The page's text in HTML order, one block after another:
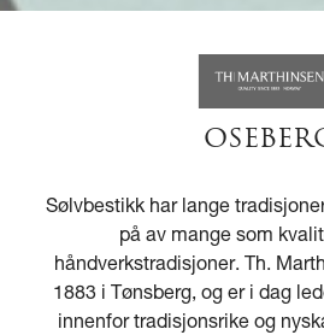
Sølvbestikk har lange
på av mange som
håndverkstradisjoner. Th.
1883 i Tønsberg, og er i dag
innenfor tradisjonsrike og